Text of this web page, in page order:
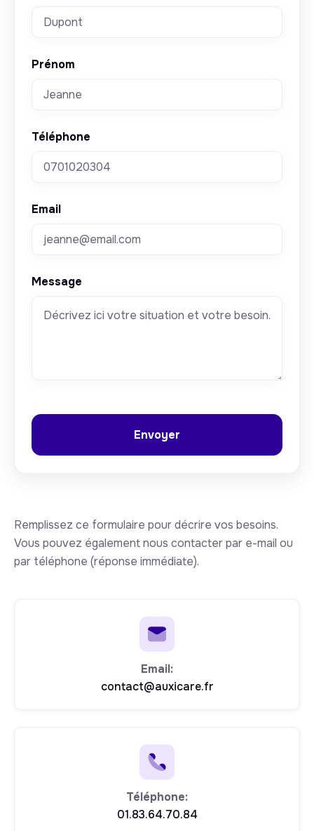
Prénom
Téléphone
Email
Message
Remplissez ce formulaire pour décrire vos besoins.
Vous pouvez également nous contacter par e-mail ou
par téléphone (réponse immédiate).
Email:
contact@auxicare.fr
Téléphone:
01.83.64.70.84